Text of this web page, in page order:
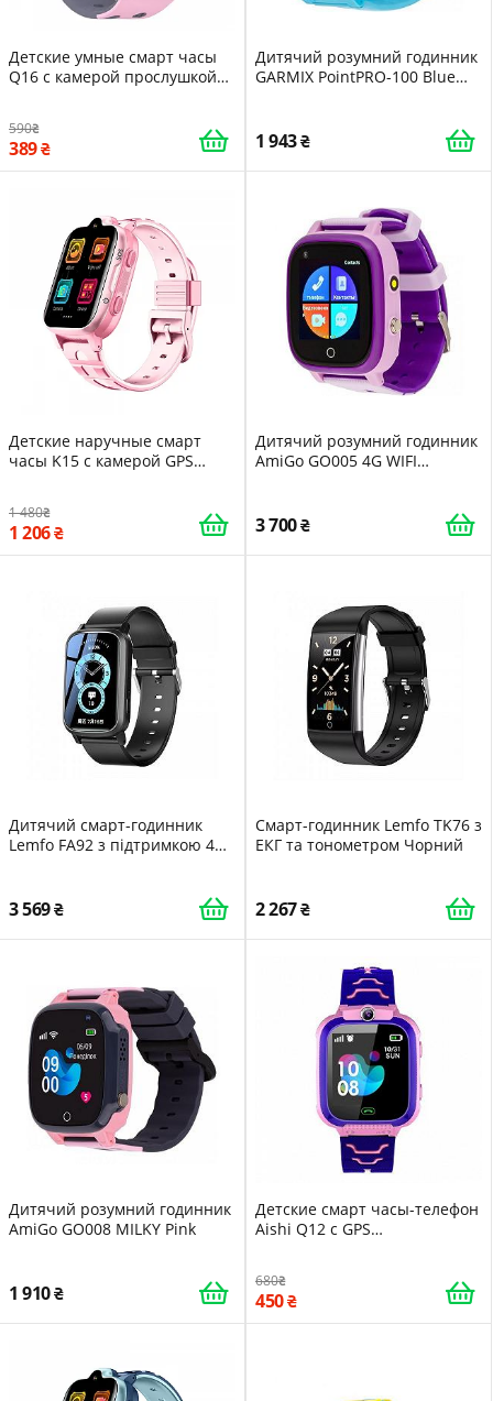
Детские умные смарт часы
Q16 с камерой прослушкой
590
389
Дитячий розумний годинник
GARMIX PointPRO-100 Blue
1 943
Детские наручные смарт
часы K15 с камерой GPS
1 480
1 206
Дитячий розумний годинник
AmiGo GO005 4G WIFI
3 700
Дитячий смарт-годинник
Lemfo FA92 з підтримкою 4G і
3 569
Смарт-годинник Lemfo TK76 з
ЕКГ та тонометром Чорний
2 267
Дитячий розумний годинник
AmiGo GO008 MILKY Pink
1 910
Детские смарт часы-телефон
Aishi Q12 с GPS
680
450